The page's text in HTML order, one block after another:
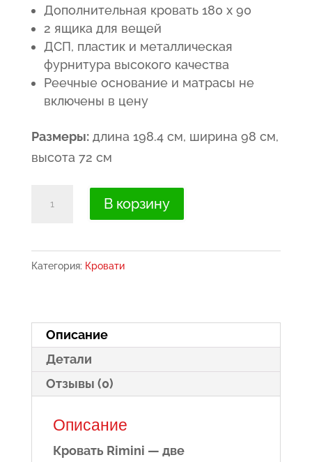
составляла
370.00€.
259.00€.
Дополнительная кровать 180 x 90
2 ящика для вещей
ДСП, пластик и металлическая
фурнитура высокого качества
Реечные основание и матрасы не
включены в цену
Размеры:длина 198.4 см, ширина 98 см,
высота 72 см
Количество
местами
выдвижными
ящиками
Rimini
В корзину
Категория: Кровати
Описание
Детали
Отзывы (0)
Описание
Кровать Rimini — две